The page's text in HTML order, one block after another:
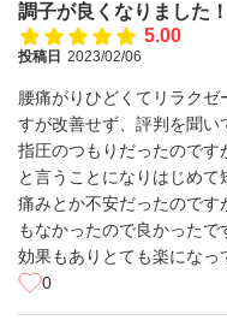
調子が良くなりました！
5.00
投稿日 2023/02/06
腰痛がりひどくてリラク
すが改善せず、評判を聞い
指圧のつもりだったので
と言うことになりはじめて
痛みとか不安だったのです
もなかったので良かったで
効果もありとても楽になっ
0